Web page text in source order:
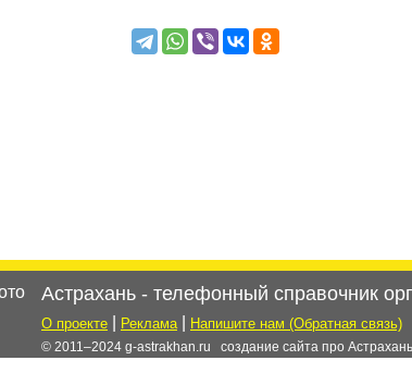
Астрахань - телефонный справочник
О проекте Реклама Напишите нам (Обратная связь)
© 2011–2024 g-astrakhan.ru создание сайта про